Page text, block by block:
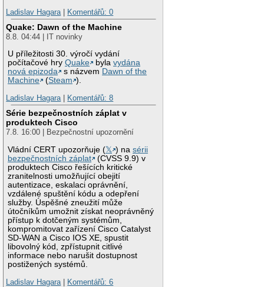
Ladislav Hagara | Komentářů: 0
Quake: Dawn of the Machine
8.8. 04:44 | IT novinky
U příležitosti 30. výročí vydání
počítačové hryQuake bylavydána
nová epizoda
s názvem Dawn of the
Machine
(Steam ).
Ladislav Hagara | Komentářů: 8
Série bezpečnostních záplat v
produktech Cisco
7.8. 16:00 | Bezpečnostní upozornění
Vládní CERT upozorňuje (𝕏 ) nasérii
bezpečnostních záplat
(CVSS 9.9) v
produktech Cisco řešících kritické
zranitelnosti umožňující obejití
autentizace, eskalaci oprávnění,
vzdálené spuštění kódu a odepření
služby. Úspěšné zneužití může
útočníkům umožnit získat neoprávněný
přístup k dotčeným systémům,
kompromitovat zařízení Cisco Catalyst
SD-WAN a Cisco IOS XE, spustit
libovolný kód, zpřístupnit citlivé
informace nebo narušit dostupnost
postižených systémů.
Ladislav Hagara | Komentářů: 6